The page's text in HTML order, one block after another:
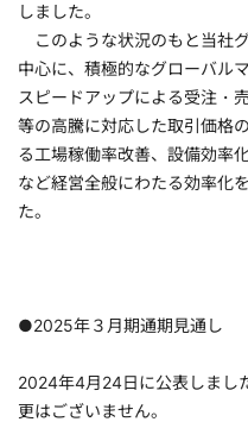
しました。
このような状況のもと当社
中心に、積極的なグローバル
スピードアップによる受注・
等の高騰に対応した取引価格
る工場稼働率改善、設備効率
など経営全般にわたる効率化
た。
●2025年３月期通期見通し
2024年4月24日に公表しまし
更はございません。